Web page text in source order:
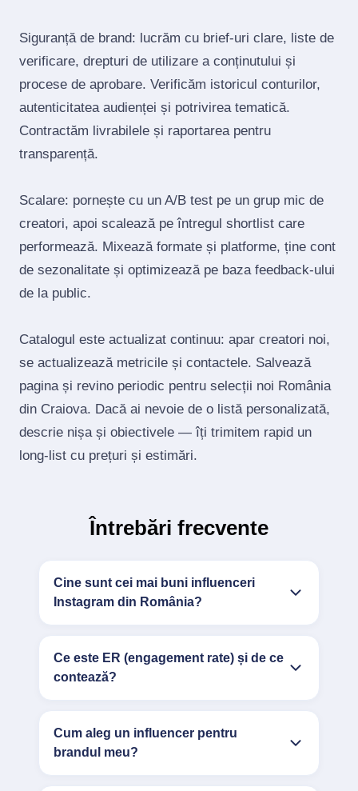
Siguranță de brand: lucrăm cu brief‑uri clare, liste de
verificare, drepturi de utilizare a conținutului și
procese de aprobare. Verificăm istoricul conturilor,
autenticitatea audienței și potrivirea tematică.
Contractăm livrabilele și raportarea pentru
transparență.
Scalare: pornește cu un A/B test pe un grup mic de
creatori, apoi scalează pe întregul shortlist care
performează. Mixează formate și platforme, ține cont
de sezonalitate și optimizează pe baza feedback‑ului
de la public.
Catalogul este actualizat continuu: apar creatori noi,
se actualizează metricile și contactele. Salvează
pagina și revino periodic pentru selecții noi România
din Craiova. Dacă ai nevoie de o listă personalizată,
descrie nișa și obiectivele — îți trimitem rapid un
long‑list cu prețuri și estimări.
Întrebări frecvente
Cine sunt cei mai buni influenceri
Instagram din România?
Ce este ER (engagement rate) și de ce
contează?
Cum aleg un influencer pentru
brandul meu?